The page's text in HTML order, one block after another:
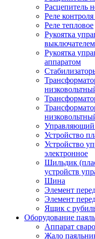
Расцепитель
Реле
Реле тепловое
Рукоятка
выключателем
Рукоятка
аппаратом
Управляющий
Устройство
Устройство
электронное
Шильдик
устройств
Шина
Элемент
Элемент
Ящик с
Оборудование
Аппарат
Жало